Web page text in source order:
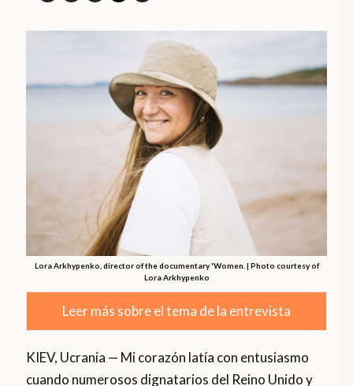
Lora Arkhypenko, director of the documentary 'Women. | Photo courtesy of
Lora Arkhypenko
Leer más sobre el tema de la entrevista
KIEV, Ucrania — Mi corazón latía con entusiasmo
cuando numerosos dignatarios del Reino Unido y